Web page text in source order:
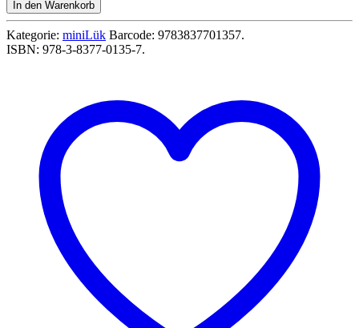
-
miniLük
In den Warenkorb
Kategorie: miniLük Barcode: 9783837701357.
ISBN: 978-3-8377-0135-7.